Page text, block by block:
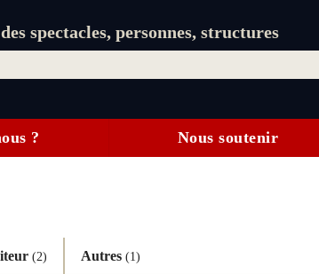
spectacles, personnes, structures
? Nous soutenir
(2) Autres (1)